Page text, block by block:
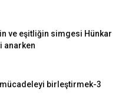
ve eşitliğin simgesi Hünkar
anarken
birleştirmek-3